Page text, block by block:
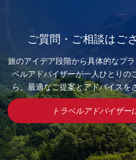
ご質問・ご相談はご
旅のアイデア段階から具体的なプ
ベルアドバイザーが一人ひとりの
ら、最適なご提案とアドバイスを
トラベルアドバイザー